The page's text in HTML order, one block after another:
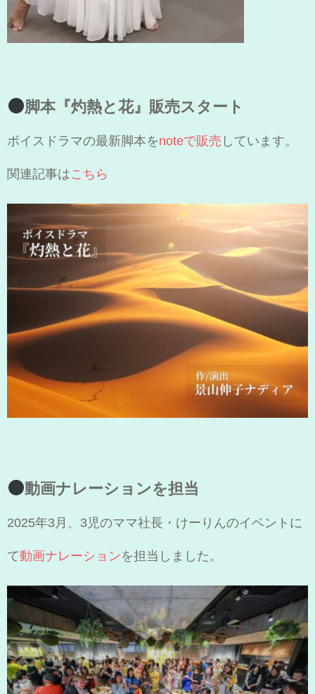
脚本『灼熱と花』販売スタート
ボイスドラマの最新脚本をnoteで販売 しています。
関連記事はこちら
動画ナレーションを担当
2025年3月、3児のママ社長・けーりんのイベントに
て動画ナレーションを担当しました。